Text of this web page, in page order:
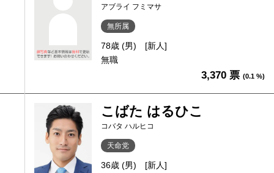
アブライ フミマサ
無所属
78歳 (男)
[新人]
無職
3,370 票 (0.1 %)
こばた はるひこ
コバタ ハルヒコ
天命党
36歳 (男) [新人]